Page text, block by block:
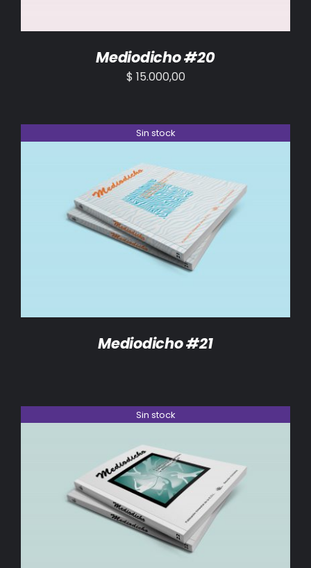
Mediodicho #20
$ 15.000,00
Sin stock
DETALLES
Mediodicho #21
Sin stock
DETALLES